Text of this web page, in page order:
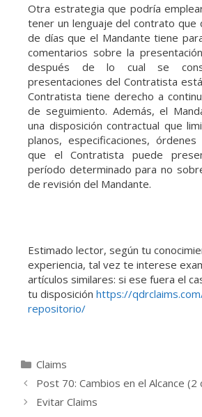
Otra estrategia que podría
tener un lenguaje del contrato que
de días que el Mandante tiene
comentarios sobre la
después de lo cual se
presentaciones del Contratista
Contratista tiene derecho a
de seguimiento. Además, el
una disposición contractual que
planos, especificaciones,
que el Contratista puede
período determinado para no
de revisión del Mandante.
Estimado lector, según tu
experiencia, tal vez te interese
artículos similares: si ese fuera el
tu disposición https://
repositorio/
Claims
Post 70: Cambios en el Alcance (2
Evitar Claims